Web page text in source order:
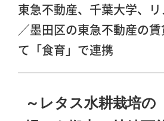
東急不動産、千葉大学、
／墨田区の東急不動産の
て「食育」で連携
～レタス水耕栽培の